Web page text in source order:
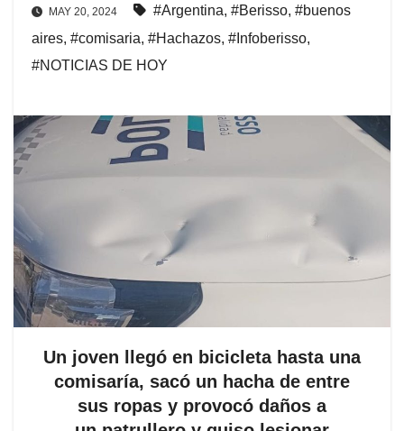
MAY 20, 2024 #Argentina, #Berisso, #buenos
aires, #comisaria, #Hachazos, #Infoberisso,
#NOTICIAS DE HOY
Un joven llegó en bicicleta hasta una
comisaría, sacó un hacha de entre
sus ropas y provocó daños a